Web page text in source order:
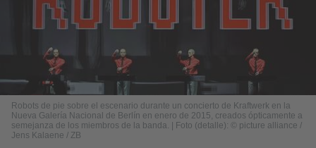
Robots de pie sobre el escenario durante un concierto de Kraftwerk en la
Nueva Galería Nacional de Berlín en enero de 2015, creados ópticamente a
semejanza de los miembros de la banda.
Foto (detalle): © picture alliance /
Jens Kalaene / ZB